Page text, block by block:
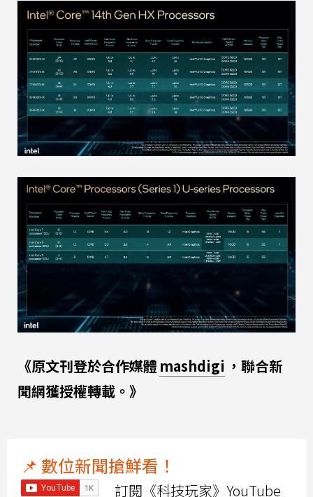
《原文刊登於合作媒體 mashdigi ，聯合新
聞網獲授權轉載。》
📌 數位新聞搶鮮看！
訂閱《科技玩家》YouTube